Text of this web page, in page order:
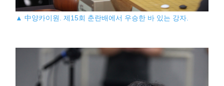
▲ 中양카이원. 제15회 춘란배에서 우승한 바 있는 강자.